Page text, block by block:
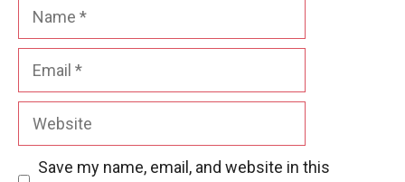
Website
Save my name, email, and website in this